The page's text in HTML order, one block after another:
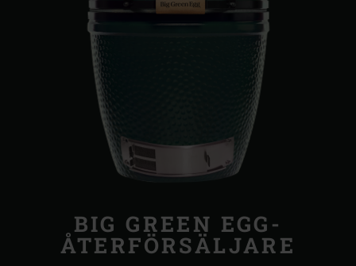
BIG GREEN EGG-
ÅTERFÖRSÄLJARE